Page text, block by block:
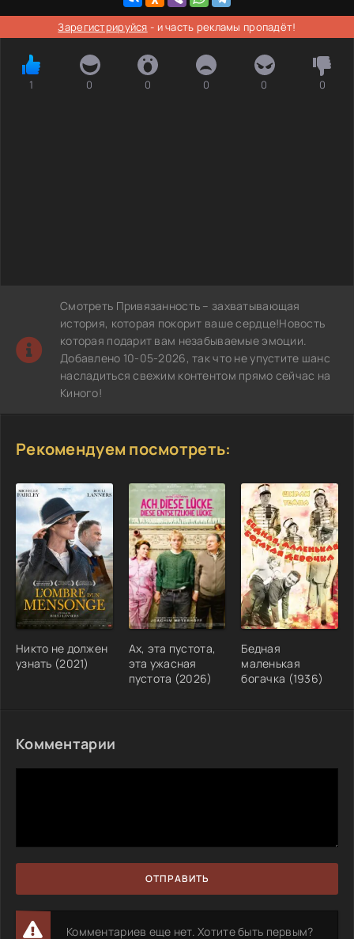
Зарегистрируйся - и часть рекламы пропадёт!
1 0 0 0 0 0
Смотреть Привязанность – захватывающая
история, которая покорит ваше сердце!Новость
которая подарит вам незабываемые эмоции.
Добавлено 10-05-2026, так что не упустите шанс
насладиться свежим контентом прямо сейчас на
Киного!
Рекомендуем посмотреть:
Никто не должен
узнать (2021)
Ах, эта пустота,
эта ужасная
пустота (2026)
Бедная
маленькая
богачка (1936)
Комментарии
ОТПРАВИТЬ
Комментариев еще нет. Хотите быть первым?